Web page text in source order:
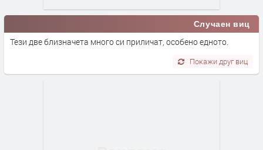
Случаен виц
Тези две близначета много си приличат, особено едното.
Покажи друг виц